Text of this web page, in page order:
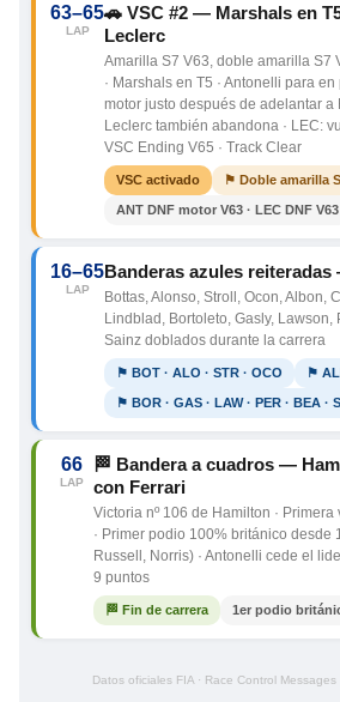
63–65
LAP
🚗 VSC #2 — Marshals en
Leclerc
Amarilla S7 V63, doble amarilla S7
· Marshals en T5 · Antonelli para
motor justo después de adelantar a
Leclerc también abandona · LEC:
VSC Ending V65 · Track Clear
VSC activado ⚑ Doble amarilla
ANT DNF motor V63 · LEC DNF V63
16–65
LAP
Banderas azules
Bottas, Alonso, Stroll, Ocon, Albon,
Lindblad, Bortoleto, Gasly, Lawson,
Sainz doblados durante la carrera
⚑ BOT · ALO · STR · OCO ⚑
⚑ BOR · GAS · LAW · PER · BEA ·
66
LAP
🏁 Bandera a cuadros —
con Ferrari
Victoria nº 106 de Hamilton ·
· Primer podio 100% británico desde
Russell, Norris) · Antonelli cede el
9 puntos
🏁 Fin de carrera 1er podio
Datos oficiales FIA · Race Control